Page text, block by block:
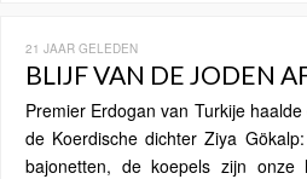
21 JAAR GELEDEN
BLIJF VAN DE JODEN
Premier Erdogan van Turkije
de Koerdische dichter Ziya
bajonetten, de koepels zijn onze